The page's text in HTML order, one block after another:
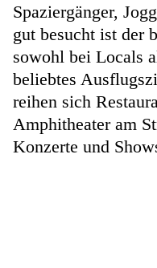
Spaziergänger,
gut besucht ist der
sowohl bei Locals
beliebtes
reihen sich
Amphitheater am
Konzerte und